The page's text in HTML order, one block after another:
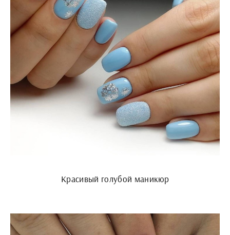
Красивый голубой маникюр